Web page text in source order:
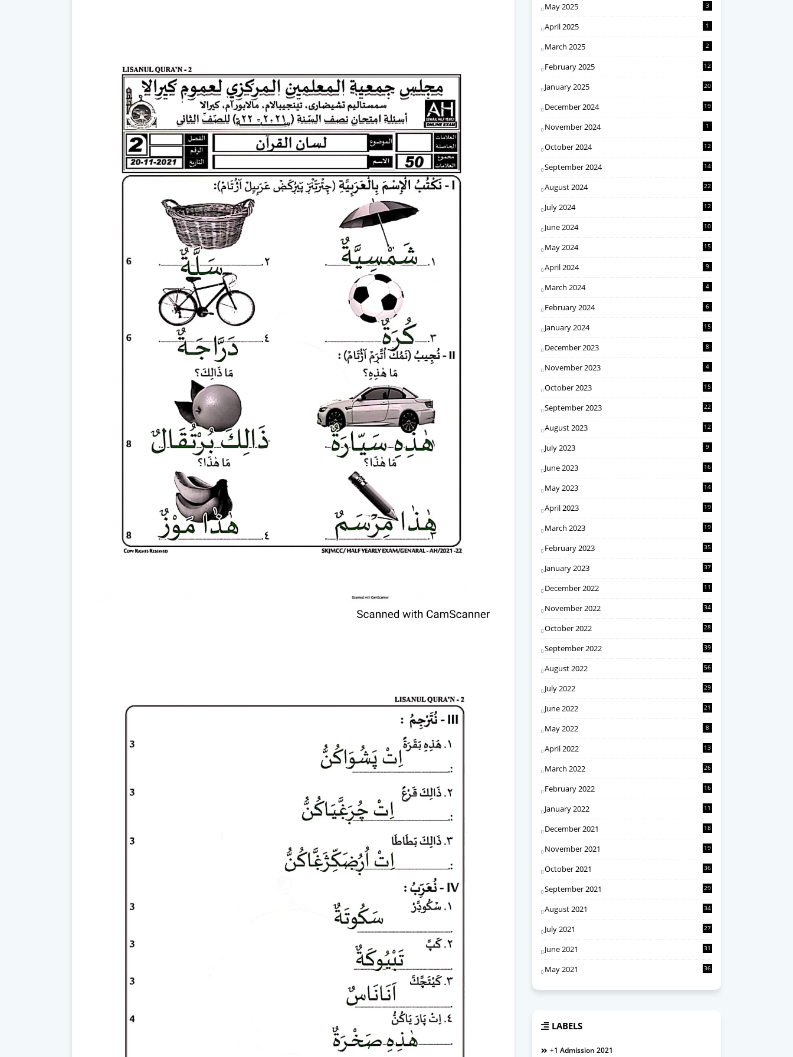
May 2025 3
April 2025 1
March 2025 2
February 2025 12
January 2025 20
December 2024 19
November 2024 1
October 2024 12
September 2024 14
August 2024 22
July 2024 12
June 2024 10
May 2024 15
April 2024 9
March 2024 4
February 2024 6
January 2024 15
December 2023 8
November 2023 4
October 2023 15
September 2023 22
August 2023 12
July 2023 9
June 2023 16
May 2023 14
April 2023 19
March 2023 19
February 2023 35
January 2023 37
December 2022 11
November 2022 34
October 2022 28
September 2022 39
August 2022 56
July 2022 29
June 2022 21
May 2022 8
April 2022 13
March 2022 26
February 2022 16
January 2022 11
December 2021 18
November 2021 19
October 2021 36
September 2021 29
August 2021 34
July 2021 27
June 2021 31
May 2021 36
LABELS
+1 Admission 2021